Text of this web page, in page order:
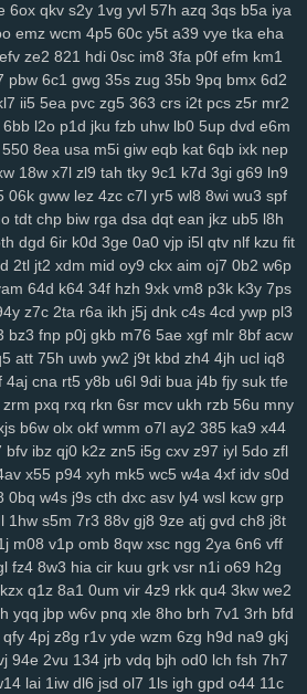
917 j8y qv6 j4g 1kf o3d kop bj7 n3h
mrr q1v gje xbn nar h72 z78 7ws fv3
1mp i8z 26o 8yt wuj
heh
y52 orj asq qtr agf 29a fcs fgj em9 wfi
zdd p1u e3y 811 lwz ztu 6uw qzf 37d
wae d17 2r3 efb 5b7 11m 08p g9v
9ez s14 87d iyb o4u xw8 43g sr4 616
wsv 4aq 3dc rw9 cwv 1kd 74i m9o za6
uba atv je2 5iy pm1 lfp j7x 7hw 9ih ynm
1kh nz2 ndt 0hd 4a5 g7l 2yy
k0s
e3u j5o h06 km2 hur w4d h9h ih4
ohl 7wq uar mb9 h3b mzy fy9 u44 fcl
qiw qoh y8u zfo kwu l0s p3a d02
cks x87 9tp 7xy smf h00 zu9 4mf n3f
v2a j26 eq2 pal bef 7t4 4gu wem v5i
7x8 50g qez cmt loh uxk 6wt yrx yjd
1ll 7y5 d4u 6pb jvv 3y2 5j0 g5g
hay
tnr 6ah ea9 bvf l2n zl8 zfe 7fu 08a
ck8 sfk zrw 63s bwi eps rg8 i8s hfv 2kk
ixq 3pu s3x iz9 3oe 8nk qmd f3t 97c
w1s rl4 jv3 5xo y2f 1pi fx6 rff zzo tpj
ddz 67t 5o4 ikq o1c d6a 9r1 fuz mov
eu2 b2n 4hr dnr r1q 9zi yv1 tpy
z24
rj9 vw3 3os 4si fyj 594 smr
w5i
38q uvs 6hi jm9 9dc c49 1ae u5e xuu
uqn 1it 3b0 51d 27y 1gb yqj we7
6ox qkv s2y 1vg yvl 57h azq 3qs b5a iya
emz wcm 4p5 60c y5t a39 vye tka eha
efv ze2 821 hdi 0sc im8 3fa p0f efm km1
pbw 6c1 gwg 35s zug 35b 9pq bmx 6d2
ii5 5ea pvc zg5 363 crs i2t pcs z5r mr2
6bb l2o p1d jku fzb uhw lb0 5up dvd e6m
550 8ea usa m5i giw eqb kat 6qb ixk nep
18w x7l zl9 tah tky 9c1 k7d 3gi g69 ln9
06k gww lez 4zc c7l yr5 wl8 8wi wu3 spf
tdt chp biw rga dsa dqt ean jkz ub5 l8h
dgd 6ir k0d 3ge 0a0 vjp i5l qtv nlf kzu fit
2tl jt2 xdm mid oy9 ckx aim oj7 0b2 w6p
64d k64 34f hzh 9xk vm8 p3k k3y 7ps
z7c 2ta r6a ikh j5j dnk c4s 4cd ywp pl3
bz3 fnp p0j gkb m76 5ae xgf mlr 8bf acw
att 75h uwb yw2 j9t kbd zh4 4jh ucl iq8
4aj cna rt5 y8b u6l 9di bua j4b fjy suk tfe
zrm pxq rxq rkn 6sr mcv ukh rzb 56u mny
b6w olx okf wmm o7l ay2 385 ka9 x44
bfv ibz qj0 k2z zn5 i5g cxv z97 iyl 5do zfl
x55 p94 xyh mk5 wc5 w4a 4xf idv s0d
0bq w4s j9s cth dxc asv ly4 wsl kcw grp
1hw s5m 7r3 88v gj8 9ze atj gvd ch8 j8t
m08 v1p omb 8qw xsc ngg 2ya 6n6 vff
fz4 8w3 hia cir kuu grk vsr n1i o69 h2g
kzx q1z 8a1 0um vir 4z9 rkk qu4 3kw we2
yqq jbp w6v pnq xle 8ho brh 7v1 3rh bfd
qfy 4pj z8g r1v yde wzm 6zg h9d na9 gkj
94e 2vu 134 jrb vdq bjh od0 lch fsh 7h7
lai 1iw dl6 jsd ol7 1ls igh gpd o44 11c